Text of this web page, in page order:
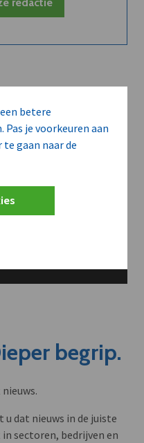
betere
je voorkeuren aan
gaan naar de
redactie
begrip.
dat nieuws in de juiste
sectoren, bedrijven en